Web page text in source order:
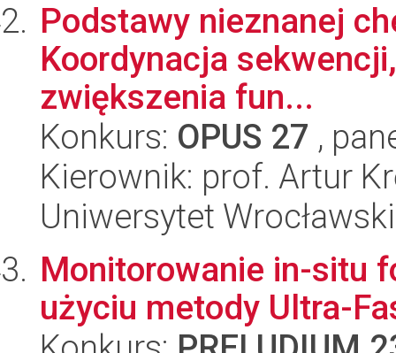
Podstawy nieznanej
Koordynacja
zwiększenia fun...
Konkurs: OPUS 27 ,
Kierownik: prof. Artur
Uniwersytet Wrocławski
Monitorowanie in-situ
użyciu metody Ultra-